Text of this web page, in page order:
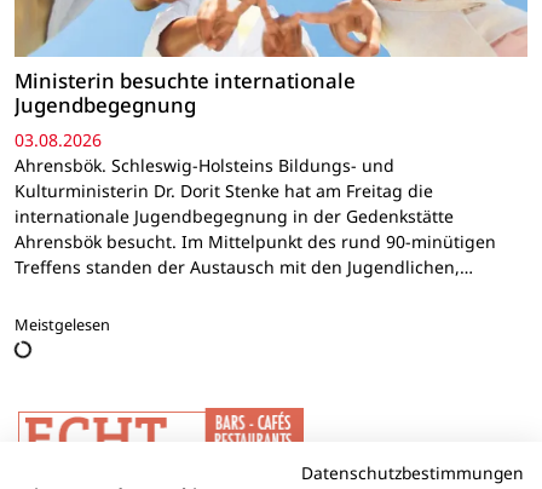
Ministerin besuchte internationale
Jugendbegegnung
03.08.2026
Ahrensbök. Schleswig-Holsteins Bildungs- und
Kulturministerin Dr. Dorit Stenke hat am Freitag die
internationale Jugendbegegnung in der Gedenkstätte
Ahrensbök besucht. Im Mittelpunkt des rund 90-minütigen
Treffens standen der Austausch mit den Jugendlichen,…
Meistgelesen
Datenschutzbestimmungen